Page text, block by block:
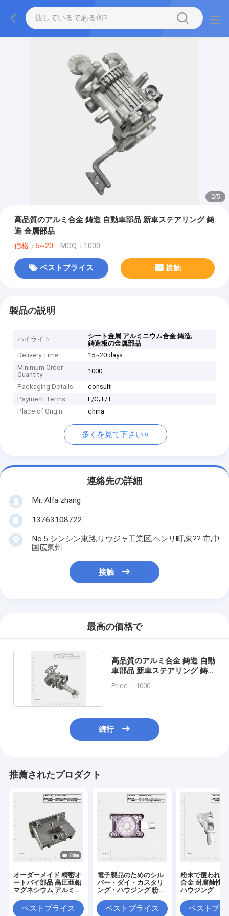
2/5
高品質のアルミ合金 鋳造 自動車部品 新車ステアリング 鋳
造 金属部品
価格：5~20 MOQ：1000
ベストプライス 接触
製品の説明
ハイライト シート金属 アルミニウム合金 鋳造,
鋳造板の金属部品
Delivery Time
15~20 days
Minimum Order
Quantity
1000
Packaging Details
consult
Payment Terms
L/C;T/T
Place of Origin
china
多くを見て下さい
連絡先の詳細
Mr. Alfa zhang
13763108722
No.5 シンシン東路,リウジャ工業区,ヘンリ町,東?? 市,中
国広東州
接触
最高の価格で
高品質のアルミ合金 鋳造 自動
車部品 新車ステアリング 鋳造
Price： 1000
続行
推薦されたプロダクト
オーダーメイド 精密オ
ートバイ部品 高圧亜鉛
マグネシウム アルミニ
ベストプライス
電子製品のためのシル
バー・ダイ・カスタリ
ング・ハウジング 粉末
ベストプライス
粉末で覆われた
合金 耐腐蝕性
ハウジング
ベストプラ